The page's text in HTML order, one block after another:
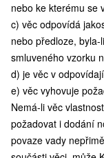
nebo ke kterému se
c) věc odpovídá
nebo předloze,
smluveného vzorku
d) je věc v
e) věc vyhovuje
Nemá-li věc
požadovat i dodání
povaze vady